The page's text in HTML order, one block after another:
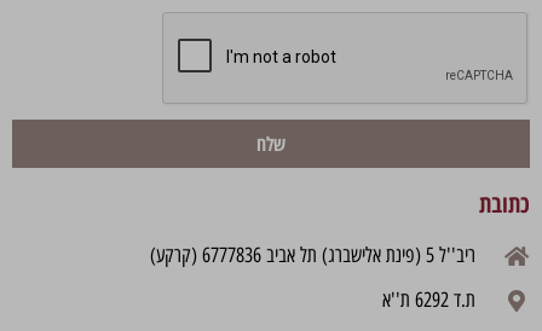
שלח
כתובת
ריב''ל 5 (פינת אלישברג) תל אביב 6777836 (קרקע)
ת.ד 6292 ת''א